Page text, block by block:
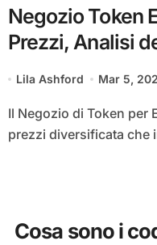
Negozio Token
Prezzi, Analisi
Valore
Lila Ashford Mar 5,
Il Negozio di Token per Eventi presenta una struttura di
prezzi diversificata che
Cosa sono i